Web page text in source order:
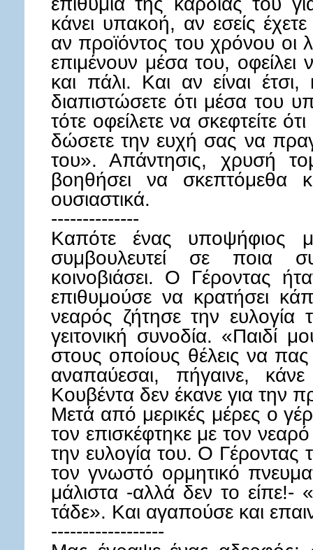
κάνει υπακοή, αν εσείς
αν προϊόντος του χρόνου οι
επιμένουν μέσα του, οφείλει
και πάλι. Και αν είναι
διαπιστώσετε ότι μέσα του
τότε οφείλετε να σκεφτείτε
δώσετε την ευχή σας να
του». Απάντησις, χρυσή
βοηθήσει να σκεπτόμεθα
ουσιαστικά.
--------------
Καπότε ένας υποψήφιος
συμβουλευτεί σε ποια
κοινοβιάσει. Ο Γέροντας
επιθυμούσε να κρατήσει
νεαρός ζήτησε την ευλογία
γειτονική συνοδία. «Παιδί
στους οποίους θέλεις να
αναπαύεσαι, πήγαινε,
Κουβέντα δεν έκανε για την
Μετά από μερικές μέρες ο
τον επισκέφτηκε με τον
την ευλογία του. Ο Γέροντας
τον γνωστό ορμητικό
μάλιστα -αλλά δεν το είπε!-
τάδε». Και αγαπούσε και
------------------